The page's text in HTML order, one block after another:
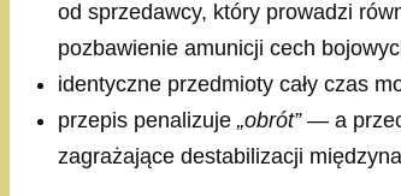
od sprzedawcy, który prowadzi
pozbawienie amunicji cech
identyczne przedmioty cały czas
przepis penalizuje „obrót”— a
zagrażające destabilizacji